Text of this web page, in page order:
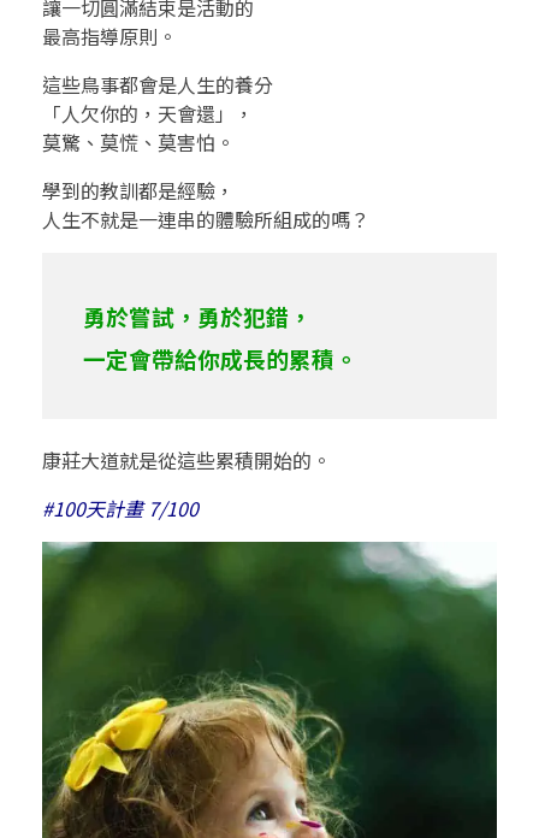
讓一切圓滿結束是活動的
最高指導原則。
這些鳥事都會是人生的養分
「人欠你的，天會還」，
莫驚、莫慌、莫害怕。
學到的教訓都是經驗，
人生不就是一連串的體驗所組成的嗎？
勇於嘗試，勇於犯錯，
一定會帶給你成長的累積。
康莊大道就是從這些累積開始的。
#100天計畫 7/100